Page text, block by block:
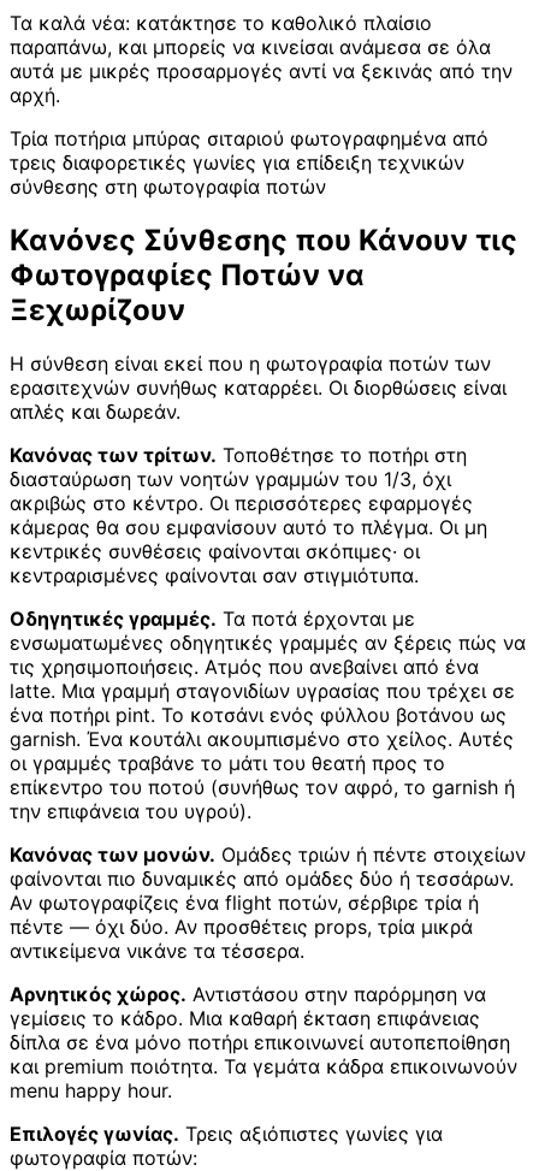
Τα καλά νέα: κατάκτησε το καθολικό πλαίσιο
παραπάνω, και μπορείς να κινείσαι ανάμεσα σε όλα
αυτά με μικρές προσαρμογές αντί να ξεκινάς από την
αρχή.
Τρία ποτήρια μπύρας σιταριού φωτογραφημένα από
τρεις διαφορετικές γωνίες για επίδειξη τεχνικών
σύνθεσης στη φωτογραφία ποτών
Κανόνες Σύνθεσης που Κάνουν τις
Φωτογραφίες Ποτών να
Ξεχωρίζουν
Η σύνθεση είναι εκεί που η φωτογραφία ποτών των
ερασιτεχνών συνήθως καταρρέει. Οι διορθώσεις είναι
απλές και δωρεάν.
Κανόνας των τρίτων. Τοποθέτησε το ποτήρι στη
διασταύρωση των νοητών γραμμών του 1/3, όχι
ακριβώς στο κέντρο. Οι περισσότερες εφαρμογές
κάμερας θα σου εμφανίσουν αυτό το πλέγμα. Οι μη
κεντρικές συνθέσεις φαίνονται σκόπιμες· οι
κεντραρισμένες φαίνονται σαν στιγμιότυπα.
Οδηγητικές γραμμές. Τα ποτά έρχονται με
ενσωματωμένες οδηγητικές γραμμές αν ξέρεις πώς να
τις χρησιμοποιήσεις. Ατμός που ανεβαίνει από ένα
latte. Μια γραμμή σταγονιδίων υγρασίας που τρέχει σε
ένα ποτήρι pint. Το κοτσάνι ενός φύλλου βοτάνου ως
garnish. Ένα κουτάλι ακουμπισμένο στο χείλος. Αυτές
οι γραμμές τραβάνε το μάτι του θεατή προς το
επίκεντρο του ποτού (συνήθως τον αφρό, το garnish ή
την επιφάνεια του υγρού).
Κανόνας των μονών. Ομάδες τριών ή πέντε στοιχείων
φαίνονται πιο δυναμικές από ομάδες δύο ή τεσσάρων.
Αν φωτογραφίζεις ένα flight ποτών, σέρβιρε τρία ή
πέντε — όχι δύο. Αν προσθέτεις props, τρία μικρά
αντικείμενα νικάνε τα τέσσερα.
Αρνητικός χώρος. Αντιστάσου στην παρόρμηση να
γεμίσεις το κάδρο. Μια καθαρή έκταση επιφάνειας
δίπλα σε ένα μόνο ποτήρι επικοινωνεί αυτοπεποίθηση
και premium ποιότητα. Τα γεμάτα κάδρα επικοινωνούν
menu happy hour.
Επιλογές γωνίας. Τρεις αξιόπιστες γωνίες για
φωτογραφία ποτών: